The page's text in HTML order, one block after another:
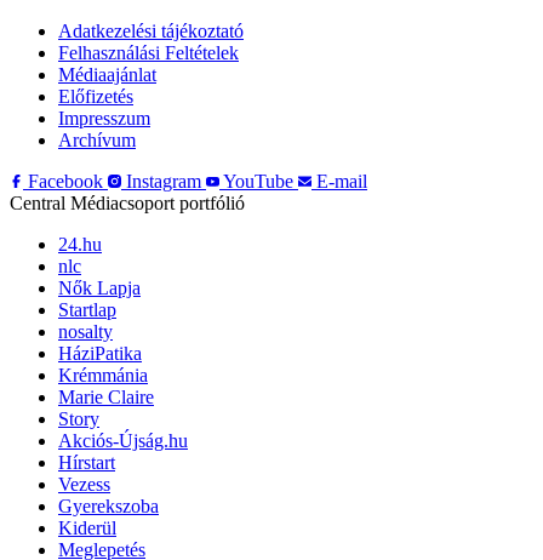
Adatkezelési tájékoztató
Felhasználási Feltételek
Médiaajánlat
Előfizetés
Impresszum
Archívum
Facebook
Instagram YouTube
E-mail
Central Médiacsoport portfólió
24.hu
nlc
Nők Lapja
Startlap
nosalty
HáziPatika
Krémmánia
Marie Claire
Story
Akciós-Újság.hu
Hírstart
Vezess
Gyerekszoba
Kiderül
Meglepetés